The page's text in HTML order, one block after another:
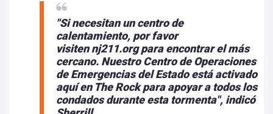
"Si necesitan un centro de
calentamiento, por favor
visiten nj211.org para encontrar el más
cercano. Nuestro Centro de Operaciones
de Emergencias del Estado está activado
aquí en The Rock para apoyar a todos los
condados durante esta tormenta", indicó